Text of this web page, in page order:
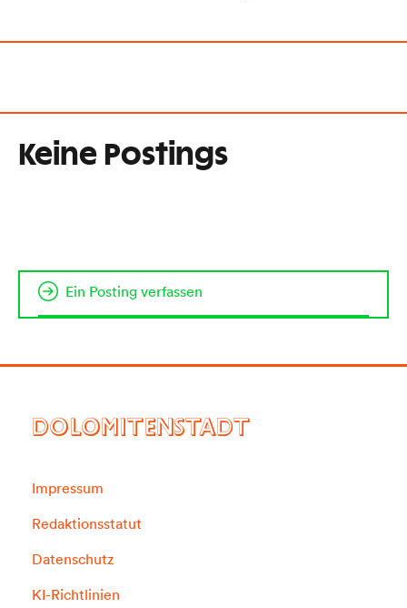
Keine Postings
Ein Posting verfassen
DOLOMITENSTADT
Impressum
Redaktionsstatut
Datenschutz
KI-Richtlinien